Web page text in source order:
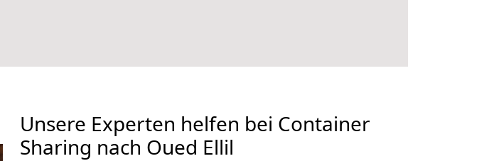
Unsere Experten helfen bei Container
Sharing nach Oued Ellil